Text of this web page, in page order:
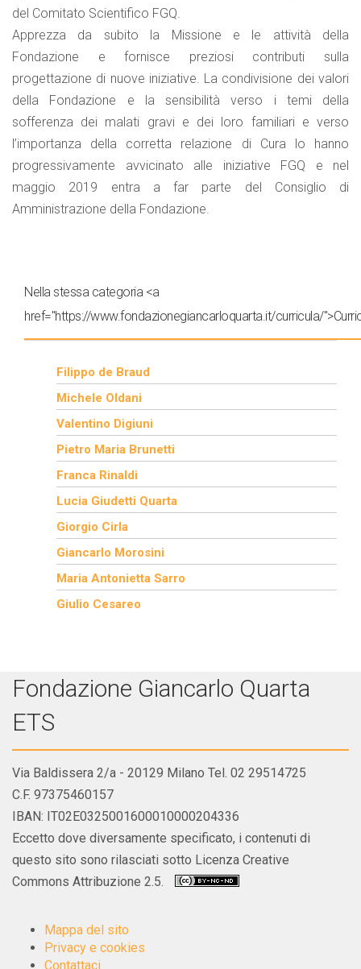
del Comitato Scientifico FGQ.
Apprezza da subito la Missione e le attività della
Fondazione e fornisce preziosi contributi sulla
progettazione di nuove iniziative. La condivisione dei valori
della Fondazione e la sensibilità verso i temi della
sofferenza dei malati gravi e dei loro familiari e verso
l’importanza della corretta relazione di Cura lo hanno
progressivamente avvicinato alle iniziative FGQ e nel
maggio 2019 entra a far parte del Consiglio di
Amministrazione della Fondazione.
Nella stessa categoria <a
href="https://www.fondazionegiancarloquarta.it/curricula/
Filippo de Braud
Michele Oldani
Valentino Digiuni
Pietro Maria Brunetti
Franca Rinaldi
Lucia Giudetti Quarta
Giorgio Cirla
Giancarlo Morosini
Maria Antonietta Sarro
Giulio Cesareo
Fondazione Giancarlo Quarta
ETS
Via Baldissera 2/a - 20129 Milano Tel. 02 29514725
C.F. 97375460157
IBAN: IT02E0325001600010000204336
Eccetto dove diversamente specificato, i contenuti di
questo sito sono rilasciati sotto Licenza Creative
Commons Attribuzione 2.5.
Mappa del sito
Privacy e cookies
Contattaci